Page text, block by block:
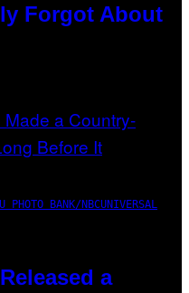
Forgot About
PHOTO BANK/NBCUNIVERSAL
a